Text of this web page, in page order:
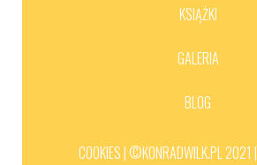
KSIĄŻKI
GALERIA
BLOG
COOKIES |©KONRADWILK.PL 2021 |